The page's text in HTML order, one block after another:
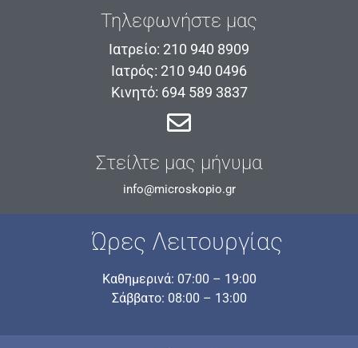
Τηλεφωνήστε μας
Ιατρείο: 210 940 8909
Ιατρός: 210 940 0496
Κινητό: 694 589 3837
Στείλτε μας μήνυμα
info@microskopio.gr
Ώρες Λειτουργίας
Καθημερινά: 07:00 – 19:00
Σάββατο: 08:00 – 13:00